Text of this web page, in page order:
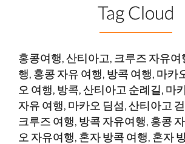
Tag Cloud
홍콩여행,산티아고, 크루즈 자유여
행, 홍콩 자유 여행, 방콕 여행, 마카
오 여행, 방콕,산티아고 순례길, 마
자유 여행, 마카오 딤섬,산티아고
크루즈 여행, 방콕 자유여행, 홍콩
오 자유여행, 혼자 방콕 여행, 혼자